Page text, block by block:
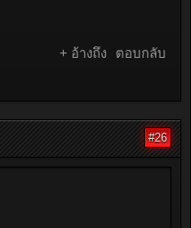
+ อ้างถึง ตอบกลับ
#26